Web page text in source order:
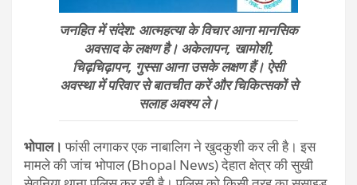
जनहित में संदेश: आत्महत्या के विचार आना मानसिक
अवसाद के लक्षण है। अकेलापन, खामोशी,
चिढ़चिढ़ापन, गुस्सा आना उसके लक्षण हैं। ऐसी
अवस्था में परिवार से बातचीत करें और चिकित्सकों से
सलाह अवश्य ले।
भोपाल। फांसी लगाकर एक नाबालिग ने खुदकुशी कर ली है। इस
मामले की जांच भोपाल (Bhopal News) देहात क्षेत्र की सुखी